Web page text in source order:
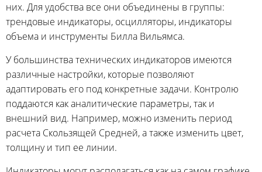
них. Для удобства все они объединены в группы:
трендовые индикаторы, осцилляторы, индикаторы
объема и инструменты Билла Вильямса.
У большинства технических индикаторов имеются
различные настройки, которые позволяют
адаптировать его под конкретные задачи. Контролю
поддаются как аналитические параметры, так и
внешний вид. Например, можно изменить период
расчета Скользящей Средней, а также изменить цвет,
толщину и тип ее линии.